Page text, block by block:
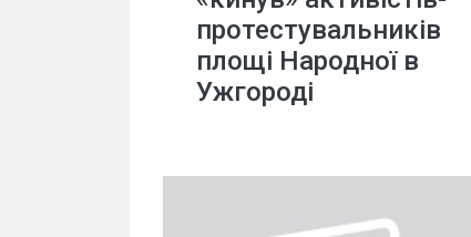
протестувальників
площі Народної в
Ужгороді